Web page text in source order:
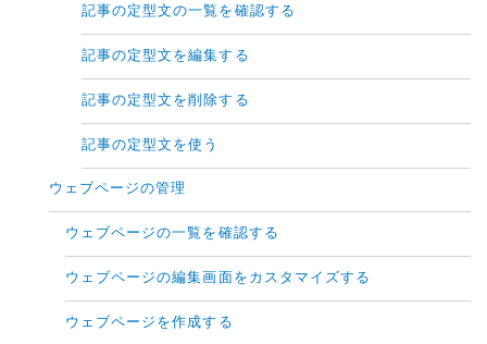
記事の定型文の一覧を確認する
記事の定型文を編集する
記事の定型文を削除する
記事の定型文を使う
ウェブページの管理
ウェブページの一覧を確認する
ウェブページの編集画面をカスタマイズする
ウェブページを作成する